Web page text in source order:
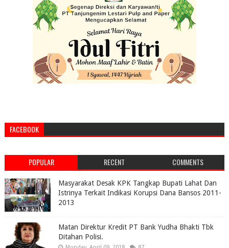
FACEBOOK
POPULAR RECENT COMMENTS
Masyarakat Desak KPK Tangkap Bupati Lahat Dan
Istrinya Terkait Indikasi Korupsi Dana Bansos 2011-
2013
Matan Direktur Kredit PT Bank Yudha Bhakti Tbk
Ditahan Polisi.